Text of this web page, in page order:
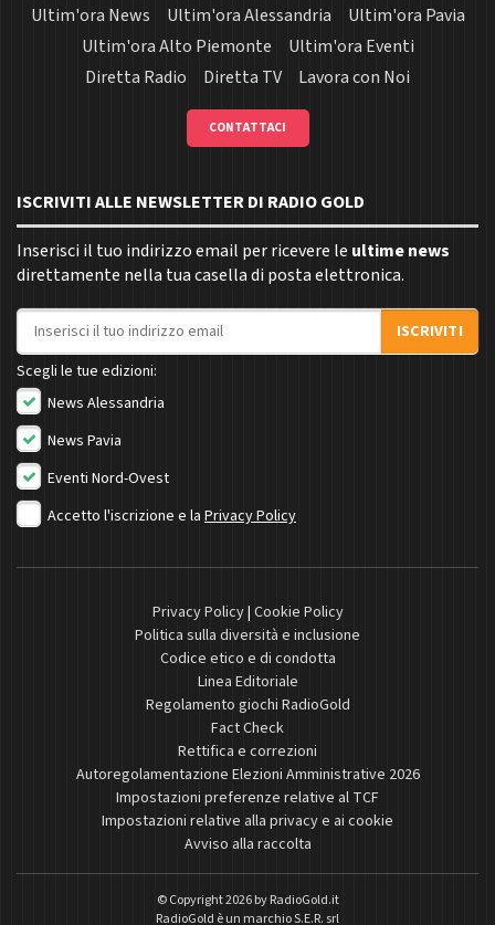
Ultim'ora News
Ultim'ora Alessandria
Ultim'ora Pavia
Ultim'ora Alto Piemonte
Ultim'ora Eventi
Diretta Radio
Diretta TV Lavora con Noi
CONTATTACI
ISCRIVITI ALLE NEWSLETTER DI RADIO GOLD
Inserisci il tuo indirizzo email per ricevere le ultime news
direttamente nella tua casella di posta elettronica.
Indirizzo email
ISCRIVITI
Scegli le tue edizioni:
News Alessandria
News Pavia
Eventi Nord-Ovest
Accetto l'iscrizione e la Privacy Policy
Privacy Policy| Cookie Policy
Politica sulla diversità e inclusione
Codice etico e di condotta
Linea Editoriale
Regolamento giochi RadioGold
Fact Check
Rettifica e correzioni
Autoregolamentazione Elezioni Amministrative 2026
Impostazioni preferenze relative al TCF
Impostazioni relative alla privacy e ai cookie
Avviso alla raccolta
© Copyright 2026 byRadioGold.it
RadioGold è un marchio S.E.R. srl